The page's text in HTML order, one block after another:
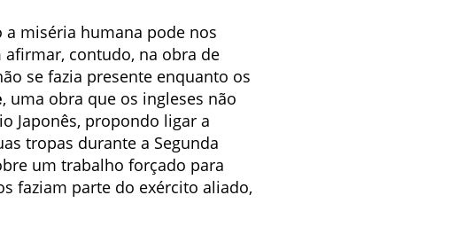
miséria humana pode nos
afirmar, contudo, na obra de
se fazia presente enquanto os
, uma obra que os ingleses não
Japonês, propondo ligar a
tropas durante a Segunda
um trabalho forçado para
faziam parte do exército aliado,